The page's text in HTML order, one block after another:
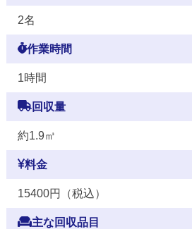
2名
作業時間
1時間
回収量
約1.9㎥
料金
15400円（税込）
主な回収品目